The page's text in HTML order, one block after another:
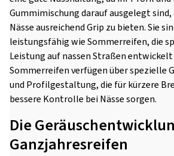
Gummimischung darauf ausgelegt sind,
Nässe ausreichend Grip zu bieten. Sie
leistungsfähig wie Sommerreifen, die
Leistung auf nassen Straßen entwickelt
Sommerreifen verfügen über spezielle
und Profilgestaltung, die für kürzere
bessere Kontrolle bei Nässe sorgen.
Die
Ganzjahresreifen